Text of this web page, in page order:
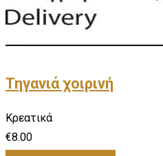
Τηγανιά χοιρινή
Κρεατικά
€8.00